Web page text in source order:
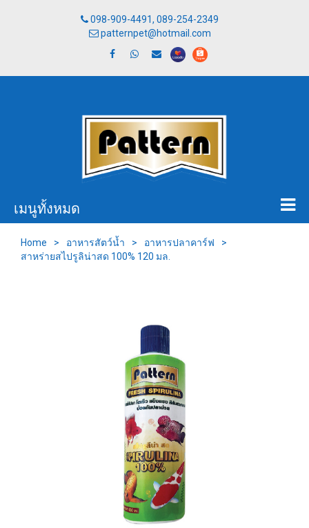
098-909-4491, 089-254-2349
patternpet@hotmail.com
เมนูทั้งหมด
Home > อาหารสัตว์น้ำ > อาหารปลาคาร์ฟ
>
สาหร่ายสไปรูลิน่าสด 100% 120 มล.